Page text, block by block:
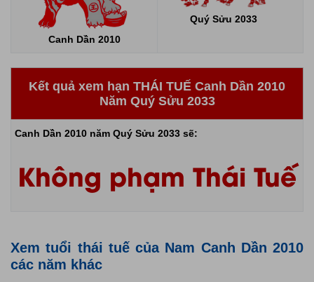
Canh Dần 2010
Quý Sửu 2033
Kết quả xem hạn THÁI TUẾ Canh Dần 2010
Năm Quý Sửu 2033
Canh Dần 2010 năm Quý Sửu 2033 sẽ:
Không phạm Thái Tuế
Xem tuổi thái tuế của Nam Canh Dần 2010
các năm khác